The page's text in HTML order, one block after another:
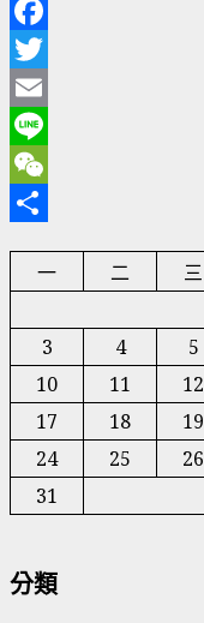
Facebook
Twitter
Email
Line
WeChat
一
二 三
3
4 5
10
11 12
17
18 19
24
25 26
31
分類